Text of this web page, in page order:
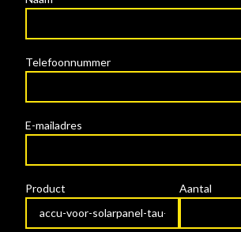
Telefoonnummer
E-mailadres
Product Aantal